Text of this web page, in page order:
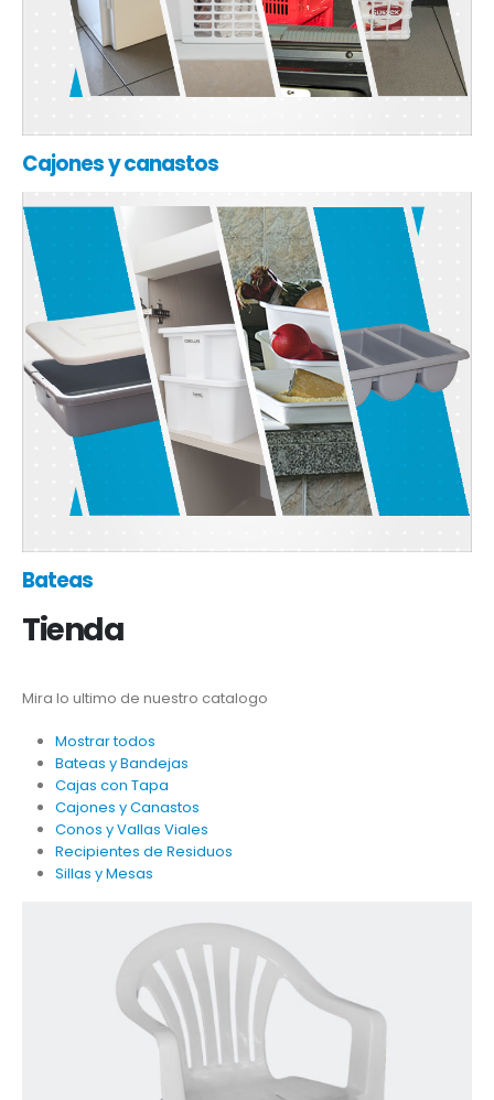
Cajones y canastos
Bateas
Tienda
Mira lo ultimo de nuestro catalogo
Mostrar todos
Bateas y Bandejas
Cajas con Tapa
Cajones y Canastos
Conos y Vallas Viales
Recipientes de Residuos
Sillas y Mesas